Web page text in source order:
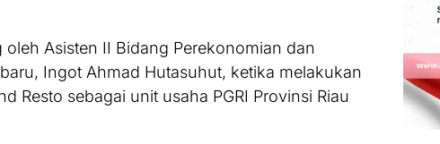
Asisten II Bidang Perekonomian dan
Ingot Ahmad Hutasuhut, ketika melakukan
Resto sebagai unit usaha PGRI Provinsi Riau